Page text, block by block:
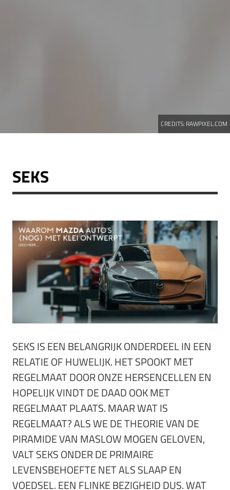
CREDITS: RAWPIXEL.COM
SEKS
SEKS IS EEN BELANGRIJK ONDERDEEL IN EEN
RELATIE OF HUWELIJK. HET SPOOKT MET
REGELMAAT DOOR ONZE HERSENCELLEN EN
HOPELIJK VINDT DE DAAD OOK MET
REGELMAAT PLAATS. MAAR WAT IS
REGELMAAT? ALS WE DE THEORIE VAN DE
PIRAMIDE VAN MASLOW MOGEN GELOVEN,
VALT SEKS ONDER DE PRIMAIRE
LEVENSBEHOEFTE NET ALS SLAAP EN
VOEDSEL. EEN FLINKE BEZIGHEID DUS. WAT